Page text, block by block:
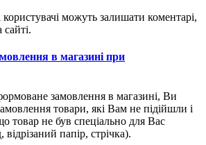
користувачі можуть залишати коментарі,
сайті.
в магазині при
замовлення в магазині, Ви
товари, які Вам не підійшли і
товар не був спеціально для Вас
папір, стрічка).